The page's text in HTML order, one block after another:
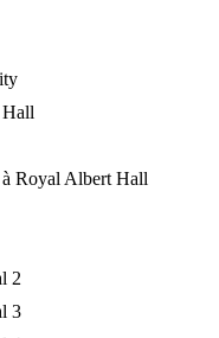
Royal Albert Hall
2
3